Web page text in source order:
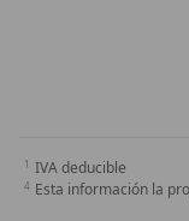
IVA deducible
Esta información la